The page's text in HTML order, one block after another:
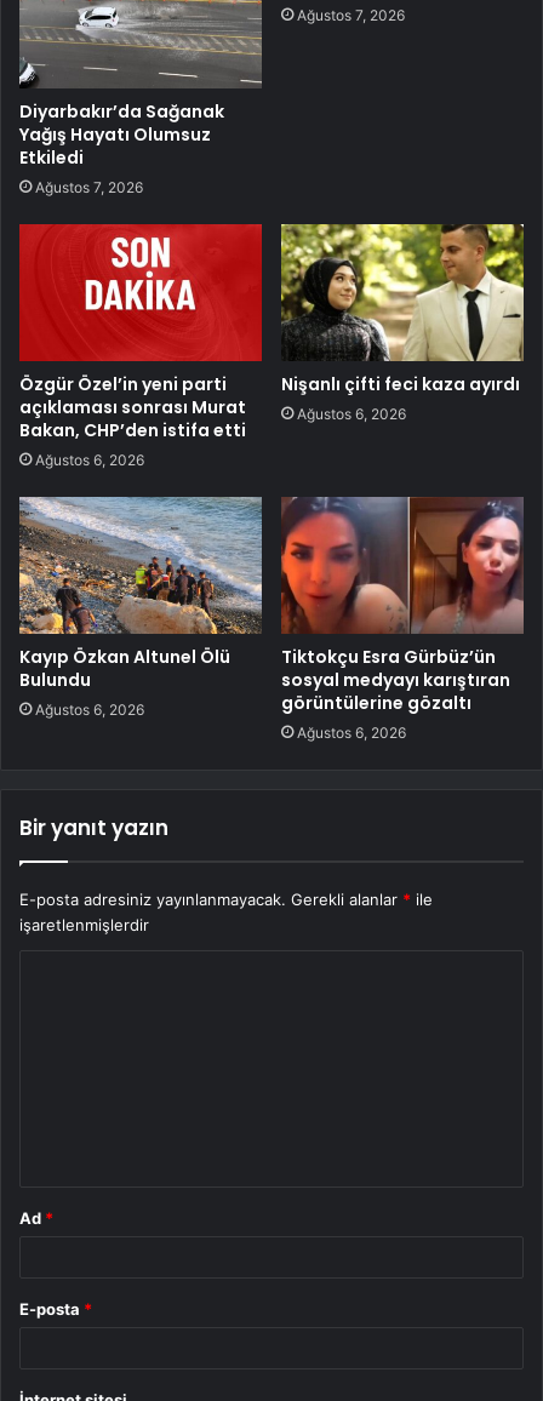
Diyarbakır’da Sağanak
Yağış Hayatı Olumsuz
Etkiledi
Ağustos 7, 2026
Ağustos 7, 2026
Özgür Özel’in yeni parti
açıklaması sonrası Murat
Bakan, CHP’den istifa etti
Ağustos 6, 2026
Nişanlı çifti feci kaza ayırdı
Ağustos 6, 2026
Kayıp Özkan Altunel Ölü
Bulundu
Ağustos 6, 2026
Tiktokçu Esra Gürbüz’ün
sosyal medyayı karıştıran
görüntülerine gözaltı
Ağustos 6, 2026
Bir yanıt yazın
E-posta adresiniz yayınlanmayacak. Gerekli alanlar * ile
işaretlenmişlerdir
Ad *
E-posta *